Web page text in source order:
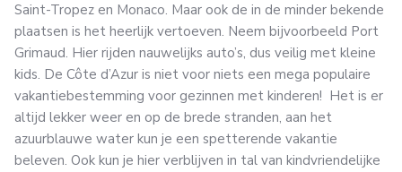
Saint-Tropez en Monaco. Maar ook de in de minder bekende
plaatsen is het heerlijk vertoeven. Neem bijvoorbeeld Port
Grimaud. Hier rijden nauwelijks auto’s, dus veilig met kleine
kids. De Côte d’Azur is niet voor niets een mega populaire
vakantiebestemming voor gezinnen met kinderen! Het is er
altijd lekker weer en op de brede stranden, aan het
azuurblauwe water kun je een spetterende vakantie
beleven. Ook kun je hier verblijven in tal van kindvriendelijke